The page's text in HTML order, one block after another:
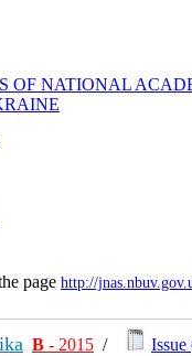
OF NATIONAL
page http://
В - 2015 / Issue